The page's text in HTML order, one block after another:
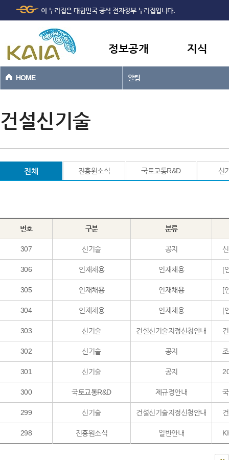
본문바로가기
이 누리집은 대한민국 공식 전자정부 누리집입니다.
정보공개 지식
HOME 알림
건설신기술
전체 진흥원소식 국토교통R&D 신
번호 구분 분류
307 신기술 공지
306 인재채용 인재채용 [
305 인재채용 인재채용 [
304 인재채용 인재채용 [
303 신기술 건설신기술지정신청안내
302 신기술 공지
301 신기술 공지
300 국토교통R&D 제규정안내
299 신기술 건설신기술지정신청안내
298 진흥원소식 일반안내